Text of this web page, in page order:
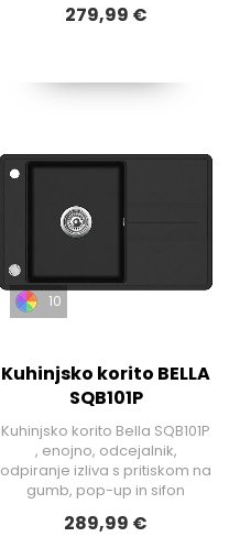
279,99 €
10
Kuhinjsko korito BELLA
SQB101P
Kuhinjsko korito Bella SQB101P
, enojno, odcejalnik,
odpiranje izliva s pritiskom na
gumb, pop-up in sifon
289,99 €